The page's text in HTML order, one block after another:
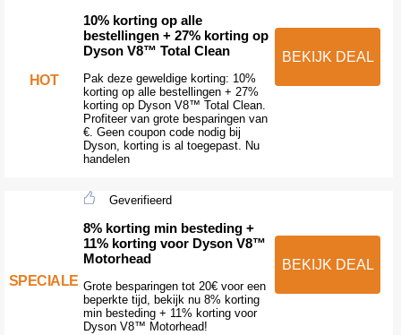
HOT
10% korting op alle
bestellingen + 27% korting op
Dyson V8™ Total Clean
Pak deze geweldige korting: 10%
korting op alle bestellingen + 27%
korting op Dyson V8™ Total Clean.
Profiteer van grote besparingen van
€. Geen coupon code nodig bij
Dyson, korting is al toegepast. Nu
handelen
BEKIJK DEAL
SPECIALE
Geverifieerd
8% korting min besteding +
11% korting voor Dyson V8™
Motorhead
Grote besparingen tot 20€ voor een
beperkte tijd, bekijk nu 8% korting
min besteding + 11% korting voor
Dyson V8™ Motorhead!
BEKIJK DEAL